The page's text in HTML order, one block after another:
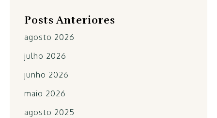
Posts Anteriores
agosto 2026
julho 2026
junho 2026
maio 2026
agosto 2025